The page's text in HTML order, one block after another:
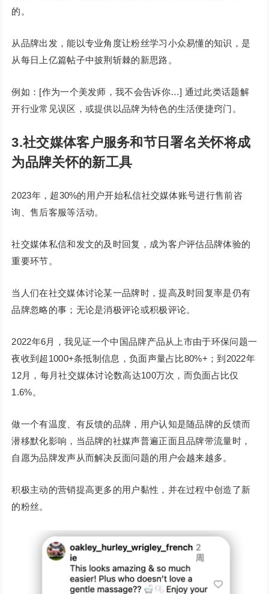
的。
从品牌出发，能以专业角度让粉丝学习小众易懂的知识，是
从每日上亿篇帖子中披荆斩棘的新思路。
例如：[作为一个美发师，我不会告诉你…] 通过此类话题解
开行业常见误区，或提供以品牌为特色的生活便捷窍门。
3.社交媒体客户服务和节日署名关怀将成
为品牌关怀的新工具
2023年，超30%的用户开始私信社交媒体账号进行售前咨
询、售后客服等活动。
社交媒体私信和发文的及时回复，成为客户评估品牌体验的
重要环节。
当人们在社交媒体讨论某一品牌时，提高及时回复率是仍有
品牌忽略的事；无论是消极评论或积极评论。
2022年6月，我见证一个中国品牌产品从上市由于环保问题一
夜收到超1000+条抵制信息，负面声量占比80%+；到2022年
12月，每月社交媒体讨论数高达100万次，而负面占比仅
1.6%。
做一个有温度、有反馈的品牌，用户认知是随品牌的反馈而
潜移默化影响，当品牌的社媒声普遍正面且品牌带流量时，
自愿为品牌发声从而解决反面问题的用户会越来越多。
积极主动的营销提高更多的用户黏性，并在过程中创造了新
的粉丝。